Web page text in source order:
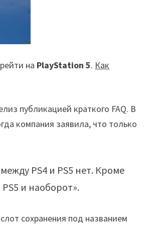
на PlayStation 5. Как
публикацией краткого FAQ. В
компания заявила, что только
PS4 и PS5 нет. Кроме
и наоборот».
сохранения под названием